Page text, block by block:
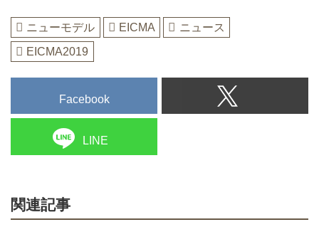
ニューモデル EICMA
ニュース
EICMA2019
Facebook
LINE
関連記事